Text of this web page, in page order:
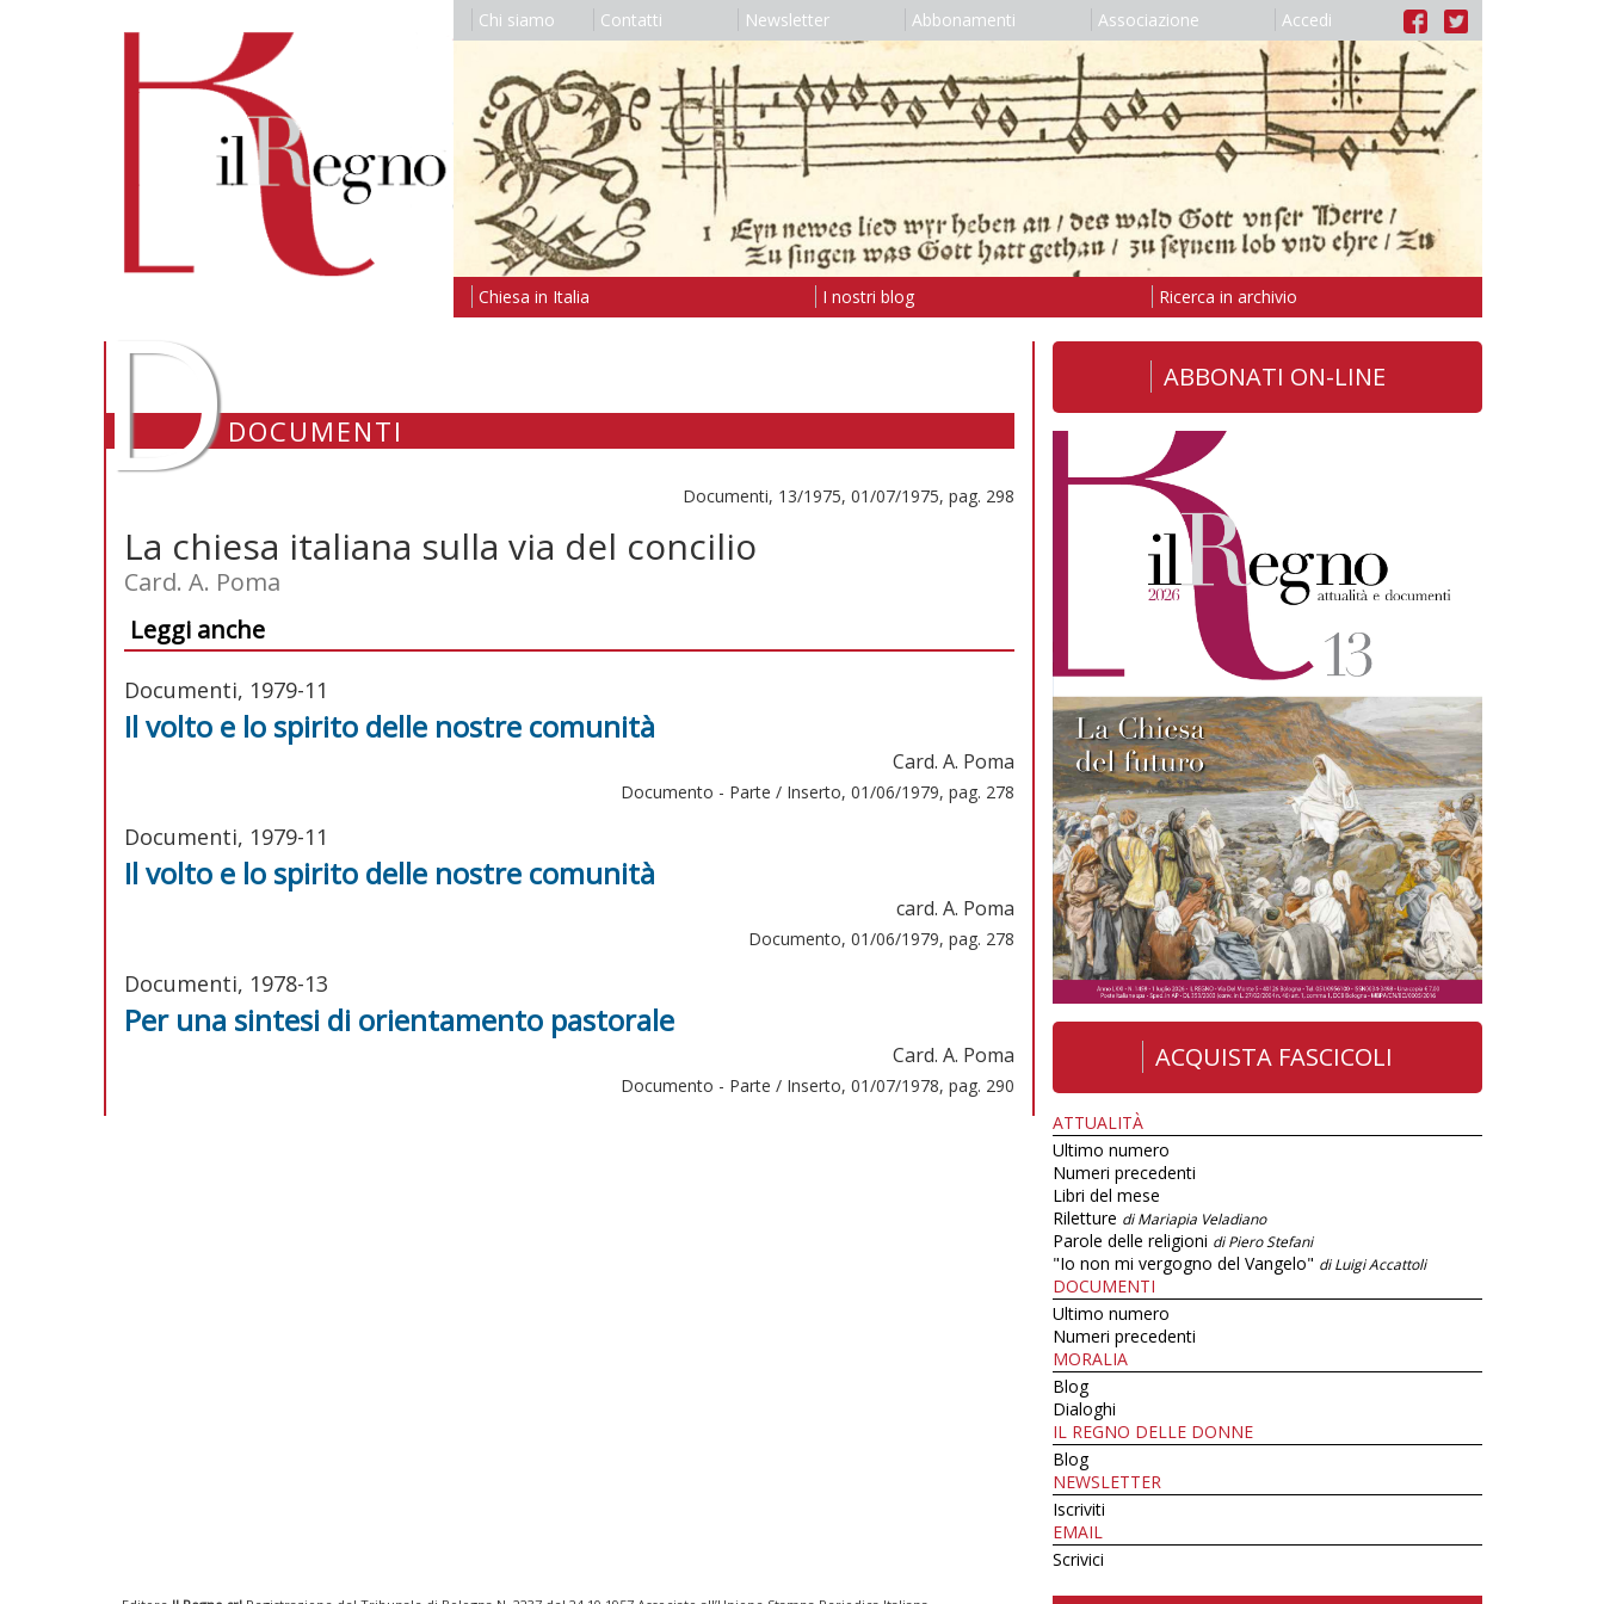
Chi siamo Contatti Newsletter Abbonamenti Associazione Accedi
Chiesa in Italia I nostri blog Ricerca in archivio
DDOCUMENTI
Documenti, 13/1975, 01/07/1975, pag. 298
La chiesa italiana sulla via del concilio
Card. A. Poma
Leggi anche
Documenti, 1979-11
Il volto e lo spirito delle nostre comunità
Card. A. Poma
Documento - Parte / Inserto, 01/06/1979, pag. 278
Documenti, 1979-11
Il volto e lo spirito delle nostre comunità
card. A. Poma
Documento, 01/06/1979, pag. 278
Documenti, 1978-13
Per una sintesi di orientamento pastorale
Card. A. Poma
Documento - Parte / Inserto, 01/07/1978, pag. 290
ABBONATI ON-LINE
ACQUISTA FASCICOLI
ATTUALITÀ
Ultimo numero
Numeri precedenti
Libri del mese
Riletture di Mariapia Veladiano
Parole delle religioni di Piero Stefani
"Io non mi vergogno del Vangelo" di Luigi Accattoli
DOCUMENTI
Ultimo numero
Numeri precedenti
MORALIA
Blog
Dialoghi
IL REGNO DELLE DONNE
Blog
NEWSLETTER
Iscriviti
EMAIL
Scrivici